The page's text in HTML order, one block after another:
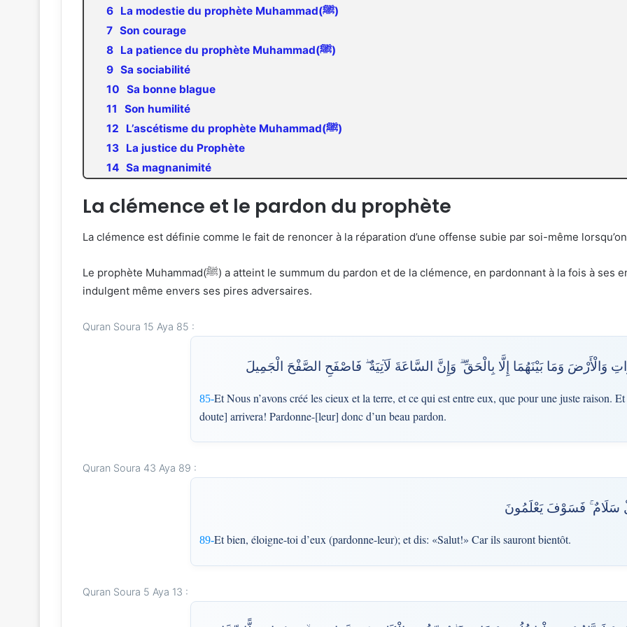
La modestie du prophète Muhammad(ﷺ)
Son courage
La patience du prophète Muhammad(ﷺ)
Sa sociabilité
Sa bonne blague
Son humilité
L’ascétisme du prophète Muhammad(ﷺ)
La justice du Prophète
Sa magnanimité
La clémence et le pardon du prophète
La clémence est définie comme le fait de renoncer à la réparation d’une offense subie par soi-même
Le prophète Muhammad(ﷺ) a atteint le summum du pardon et de la clémence, en pardonnant à la fois à ses ennemis et à ses amis. Dieu lui a appris à être
indulgent même envers ses pires adversaires.
Quran Soura 15 Aya 85 :
وَالْأَرْضَ وَمَا بَيْنَهُمَا إِلَّا بِالْحَقِّ ۗ وَإِنَّ السَّاعَةَ لَآتِيَةٌ ۖ فَاصْفَحِ الصَّفْحَ الْجَمِيلَ
85-Et Nous n’avons créé les cieux et la terre, et ce qui est entre eux, que pour une juste raison.
doute] arrivera! Pardonne-[leur] donc d’un beau pardon.
Quran Soura 43 Aya 89 :
سَلَامٌ ۚ فَسَوْفَ يَعْلَمُونَ
89-Et bien, éloigne-toi d’eux (pardonne-leur); et dis: «Salut!» Car ils sauront bientôt.
Quran Soura 5 Aya 13 :